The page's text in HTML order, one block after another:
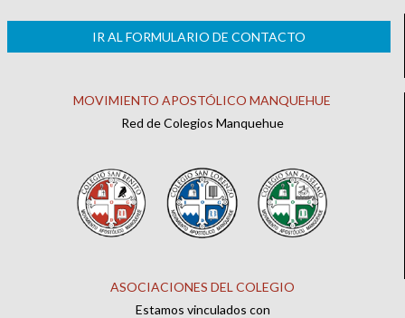
IR AL FORMULARIO DE CONTACTO
MOVIMIENTO APOSTÓLICO MANQUEHUE
Red de Colegios Manquehue
ASOCIACIONES DEL COLEGIO
Estamos vinculados con